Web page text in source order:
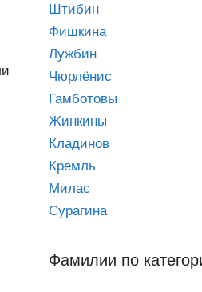
Штибин
Фишкина
Лужбин
Чюрлёнис
Гамботовы
Жинкины
Кладинов
Кремль
Милас
Сурагина
Фамилии по